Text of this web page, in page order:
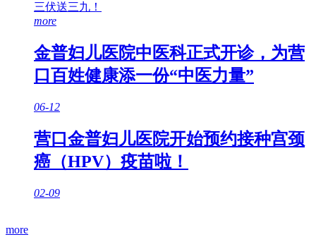
三伏送三九！
more
金普妇儿医院中医科正式开诊，为营
口百姓健康添一份“中医力量”
06-12
营口金普妇儿医院开始预约接种宫颈
癌（HPV）疫苗啦！
02-09
more